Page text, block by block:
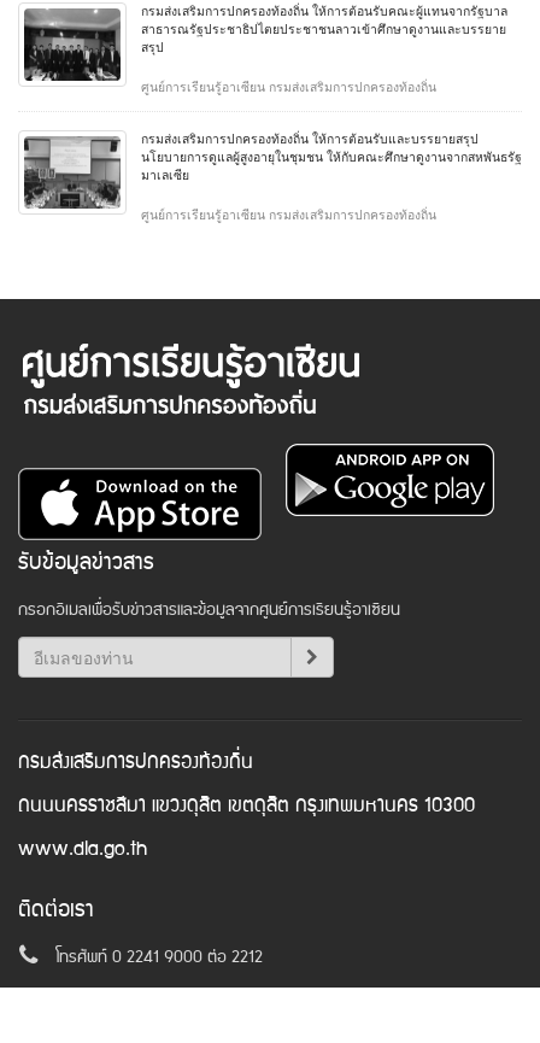
กรมส่งเสริมการปกครองท้องถิ่น ให้การต้อนรับคณะผู้แทนจากรัฐบาล
สาธารณรัฐประชาธิปไตยประชาชนลาวเข้าศึกษาดูงานและบรรยาย
สรุป
ศูนย์การเรียนรู้อาเซียน กรมส่งเสริมการปกครองท้องถิ่น
กรมส่งเสริมการปกครองท้องถิ่น ให้การต้อนรับและบรรยายสรุป
นโยบายการดูแลผู้สูงอายุในชุมชน ให้กับคณะศึกษาดูงานจากสหพันธรัฐ
มาเลเซีย
ศูนย์การเรียนรู้อาเซียน กรมส่งเสริมการปกครองท้องถิ่น
รับข้อมูลข่าวสาร
กรอกอีเมลเพื่อรับข่าวสารและข้อมูลจากศูนย์การเรียนรู้อาเซียน
กรมส่งเสริมการปกครองท้องถิ่น
ถนนนครราชสีมา แขวงดุสิต เขตดุสิต กรุงเทพมหานคร 10300
www.dla.go.th
ติดต่อเรา
โทรศัพท์ 0 2241 9000 ต่อ 2212